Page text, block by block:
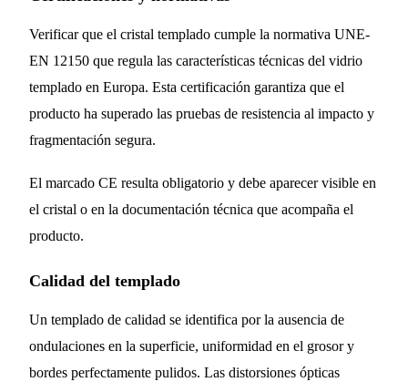
Verificar que el cristal templado cumple la normativa UNE-
EN 12150 que regula las características técnicas del vidrio
templado en Europa. Esta certificación garantiza que el
producto ha superado las pruebas de resistencia al impacto y
fragmentación segura.
El marcado CE resulta obligatorio y debe aparecer visible en
el cristal o en la documentación técnica que acompaña el
producto.
Calidad del templado
Un templado de calidad se identifica por la ausencia de
ondulaciones en la superficie, uniformidad en el grosor y
bordes perfectamente pulidos. Las distorsiones ópticas